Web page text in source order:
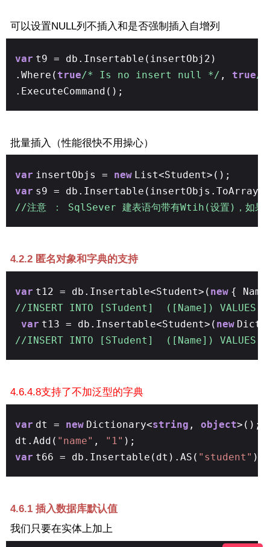
可以设置NULL列不插入和是否强制插入自增列
var t9 = db.Insertable(insertObj2)
.Where(true/* Is no insert null */ , true/
.ExecuteCommand();
批量插入（性能很快不用操心）
var insertObjs = new List<Student>();
var s9 =
//注意 ： SqlSever 建表语句带有Wtih(设置)，如果设
4.2.2 匿名对象和字典的支持
var t12 = db.Insertable<Student>( new {
//INSERT INTO [STudent] ([Name]) VALUES
var t13 = db.Insertable<Student>( new
//INSERT INTO [STudent] ([Name]) VALUES
4.6.4.8支持了不加泛型的字典
var dt = new Dictionary<string , object>();
dt.Add( "name" , "1" );
var t66 = db.Insertable(dt).AS( "student"
4.6.1 插入数据库默认值
我们只要在实体上加上